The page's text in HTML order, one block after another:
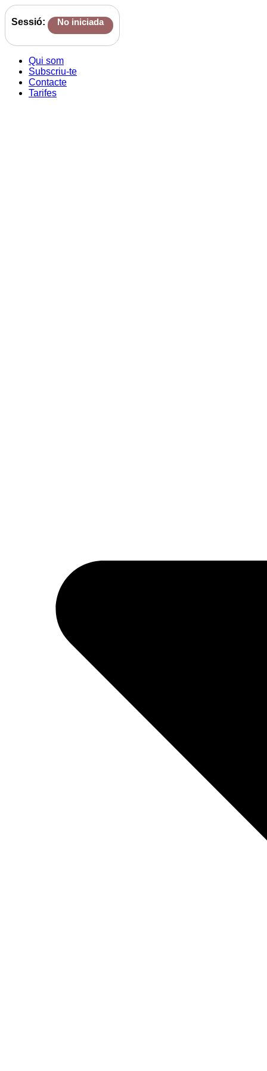
Sessió: No iniciada
Qui som
Subscriu-te
Contacte
Tarifes